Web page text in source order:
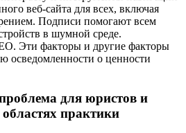
веб-сайта для всех, включая
Подписи помогают всем
в шумной среде.
Эти факторы и другие факторы
осведомленности о ценности
для юристов и
практики